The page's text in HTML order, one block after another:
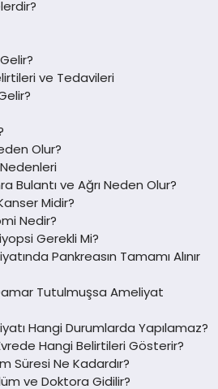
ve Tedavileri
Olur?
Nedenleri
Bulantı ve Ağrı Neden Olur?
Midir?
Nedir?
Gerekli Mi?
Pankreasın Tamamı Alınır
Tutulmuşsa Ameliyat
Hangi Durumlarda Yapılamaz?
Hangi Belirtileri Gösterir?
Süresi Ne Kadardır?
ve Doktora Gidilir?